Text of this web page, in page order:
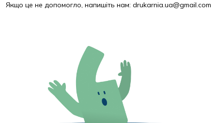
Якщо це не допомогло, напишіть нам: drukarnia.ua@gmail.com